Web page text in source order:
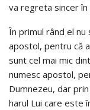
va regreta sincer
În primul rând el
apostol, pentru că
sunt cel mai mic
numesc apostol,
Dumnezeu, dar
harul Lui care este